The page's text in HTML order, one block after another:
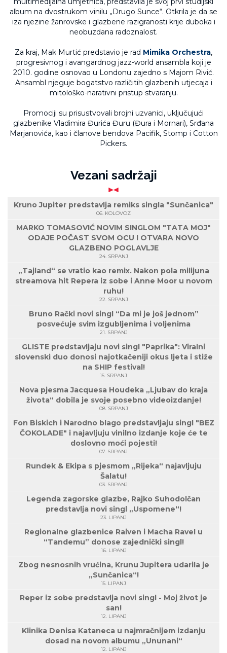
album na dvostrukom vinilu „Drugo Sunce“. Otkrila je da se
iza njezine žanrovske i glazbene razigranosti krije duboka i
neobuzdana radoznalost.
Za kraj, Mak Murtić predstavio je rad Mimika Orchestra,
progresivnog i avangardnog jazz-world ansambla koji je
2010. godine osnovao u Londonu zajedno s Majom Rivić.
Ansambl njeguje bogatstvo različitih glazbenih utjecaja i
mitološko-narativni pristup stvaranju.
Promociji su prisustvovali brojni uzvanici, uključujući
glazbenike Vladimira Đurića Đuru (Đura i Mornari), Srđana
Marjanovića, kao i članove bendova Pacifik, Stomp i Cotton
Pickers.
Vezani sadržaji
Kruno Jupiter predstavlja remiks singla "Sunčanica"
06. KOLOVOZ
MARKO TOMASOVIĆ NOVIM SINGLOM "TATA MOJ"
ODAJE POČAST SVOM OCU I OTVARA NOVO
GLAZBENO POGLAVLJE
24. SRPANJ
„Tajland“ se vratio kao remix. Nakon pola milijuna
streamova hit Repera iz sobe i Anne Moor u novom
ruhu!
22. SRPANJ
Bruno Rački novi singl “Da mi je još jednom”
posvećuje svim izgubljenima i voljenima
21. SRPANJ
GLISTE predstavljaju novi singl "Paprika": Viralni
slovenski duo donosi najotkačeniji okus ljeta i stiže
na SHIP festival!
15. SRPANJ
Nova pjesma Jacquesa Houdeka „Ljubav do kraja
života“ dobila je svoje posebno videoizdanje!
08. SRPANJ
Fon Biskich i Narodno blago predstavljaju singl "BEZ
ČOKOLADE" i najavljuju vinilno izdanje koje će te
doslovno moći pojesti!
07. SRPANJ
Rundek & Ekipa s pjesmom „Rijeka“ najavljuju
Šalatu!
03. SRPANJ
Legenda zagorske glazbe, Rajko Suhodolčan
predstavlja novi singl „Uspomene“!
23. LIPANJ
Regionalne glazbenice Raiven i Macha Ravel u
“Tandemu” donose zajednički singl!
16. LIPANJ
Zbog nesnosnih vrućina, Krunu Jupitera udarila je
„Sunčanica“!
15. LIPANJ
Reper iz sobe predstavlja novi singl - Moj život je
san!
12. LIPANJ
Klinika Denisa Kataneca u najmračnijem izdanju
dosad na novom albumu „Ununani“
12. LIPANJ